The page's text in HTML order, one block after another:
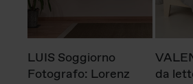
LUIS Soggiorno
Fotografo: Lorenz
da